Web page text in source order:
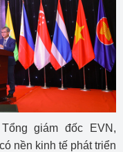
giám đốc EVN,
nền kinh tế phát triển